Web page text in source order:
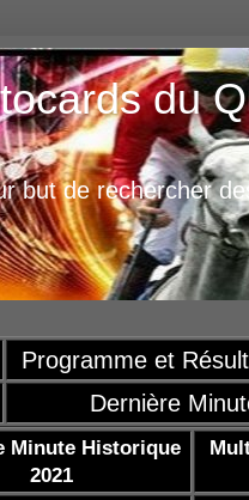
du
but de rechercher
Programme et
Dernière
Minute Historique
2021